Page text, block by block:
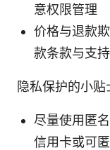
意权限管理
价格与退款
款条款与支
隐私保护的小贴
尽量使用匿
信用卡或可